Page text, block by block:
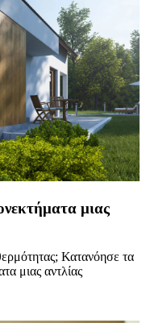
μιας
Κατανόησε τα
μιας αντλίας